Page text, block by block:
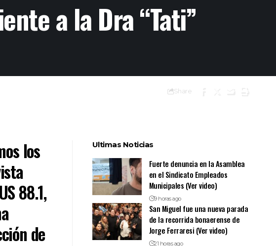
a la Dra “Tati”
Share
los
88.1,
de
Ultimas Noticias
Fuerte denuncia en la Asamblea
en el Sindicato Empleados
Municipales (Ver video)
9 horas ago
San Miguel fue una nueva parada
de la recorrida bonaerense de
Jorge Ferraresi (Ver video)
21 horas ago